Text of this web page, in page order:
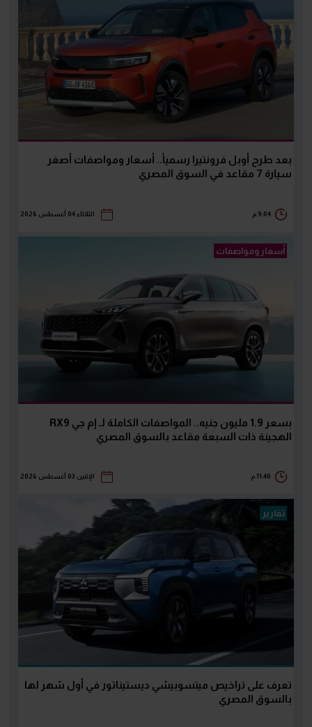
بعد طرح أوبل فرونتيرا رسمياً.. أسعار ومواصفات أصغر
سيارة 7 مقاعد في السوق المصري
9:04 م الثلاثاء 04 أغسطس 2026
أسعار ومواصفات
بسعر 1.9 مليون جنيه.. المواصفات الكاملة لـ إم جي RX9
الهجينة ذات السبعة مقاعد بالسوق المصري
11:40 م الإثنين 03 أغسطس 2026
تقارير
تعرف على تراخيص ميتسوبيشي ديستيناتور في أول شهر لها
بالسوق المصري